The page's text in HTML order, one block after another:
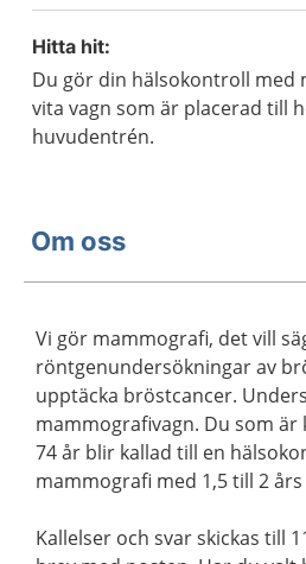
Hitta hit:
Du gör din hälsokontroll med
vita vagn som är placerad till
huvudentrén.
Om oss
Vi gör mammografi, det vill
röntgenundersökningar av
upptäcka bröstcancer.
mammografivagn. Du som är
74 år blir kallad till en
mammografi med 1,5 till 2
Kallelser och svar skickas till